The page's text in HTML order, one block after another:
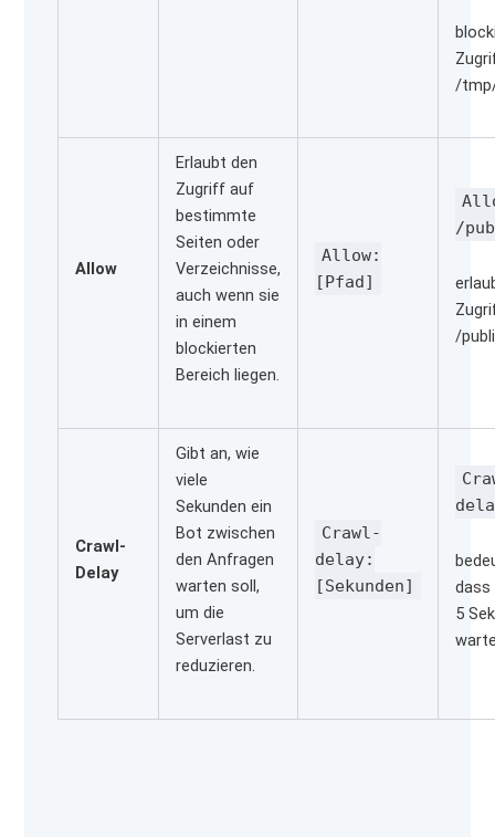
/
Allow
Erlaubt den
Zugriff auf
bestimmte
Seiten oder
Verzeichnisse,
auch wenn sie
in einem
blockierten
Bereich liegen.
Allow:
[Pfad]
/
/
Crawl-
Delay
Gibt an, wie
viele
Sekunden ein
Bot zwischen
den Anfragen
warten soll,
um die
Serverlast zu
reduzieren.
Crawl-
delay:
[Sekunden]
dass
5